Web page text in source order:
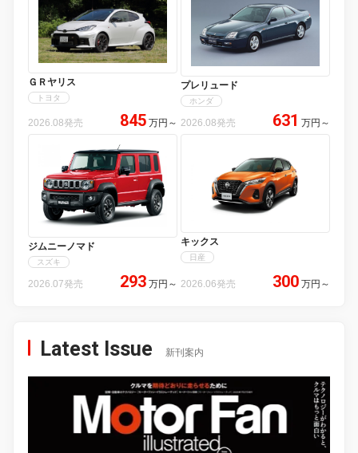
ＧＲヤリス
トヨタ
2026.08発売 845 万円 ～
プレリュード
ホンダ
2026.08発売 631 万円 ～
ジムニーノマド
スズキ
2026.07発売 293 万円 ～
キックス
日産
2026.06発売 300 万円 ～
Latest Issue 新刊案内